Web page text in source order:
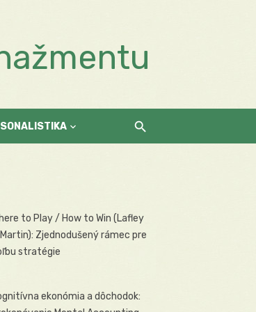
to Play / How to Win (Lafley
Zjednodušený rámec pre
stratégie
ekonómia a dôchodok: